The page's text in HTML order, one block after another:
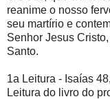
reanime o nosso
seu martírio e
Senhor Jesus
Santo.
1a Leitura - Isaías
Leitura do livro do